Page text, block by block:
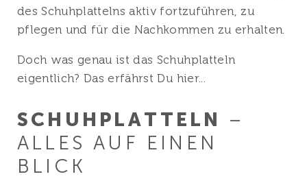
des Schuhplattelns aktiv fortzuführen, zu
pflegen und für die Nachkommen zu erhalten.
Doch was genau ist das Schuhplatteln
eigentlich? Das erfährst Du hier...
SCHUHPLATTELN –
ALLES AUF EINEN
BLICK